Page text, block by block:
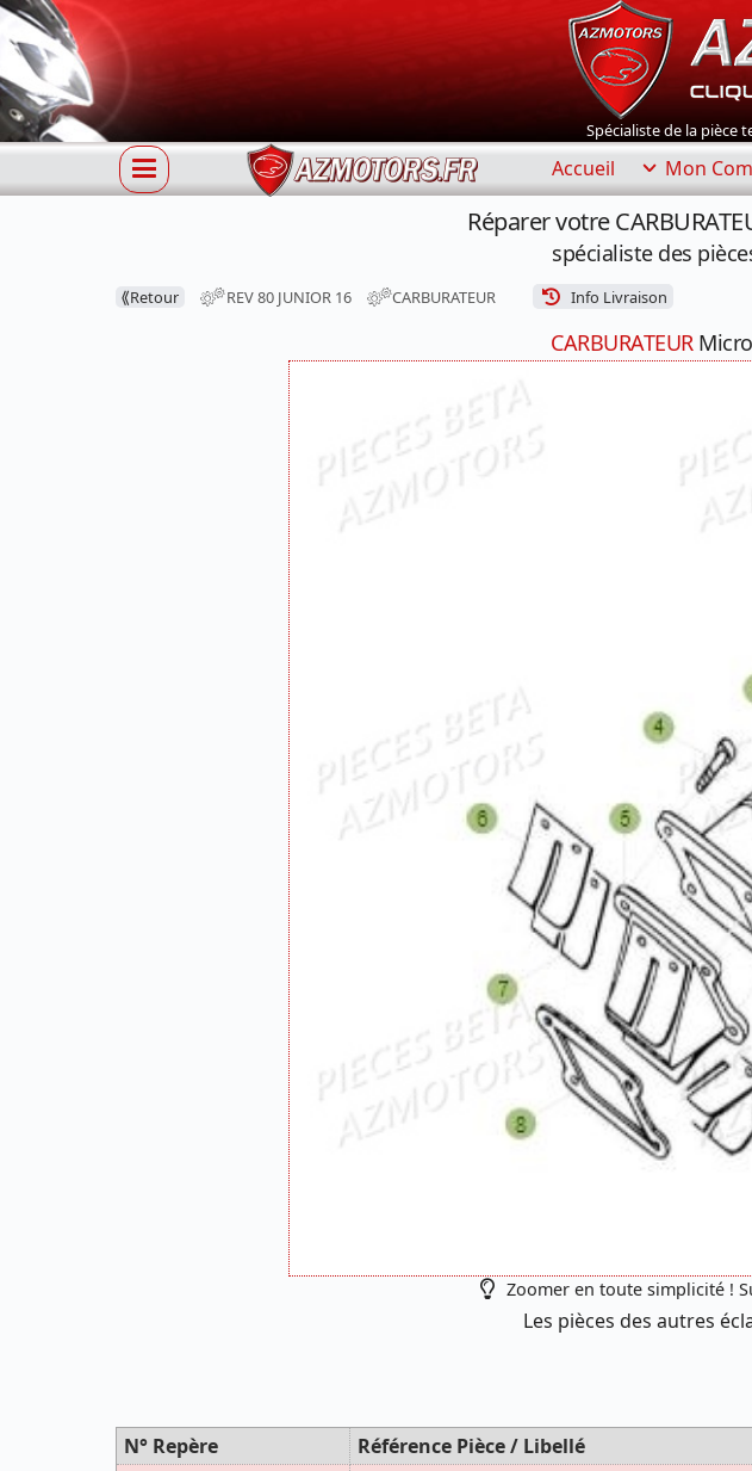
Spécialiste de la pièce
Accueil Mon
Réparer votre
spécialiste des
⟪Retour REV 80 JUNIOR 16 CARBURATEUR Info Livraison
CARBURATEUR
Zoomer en toute simplicité !
Les pièces des autres
N° Repère Référence Pièce / Libellé